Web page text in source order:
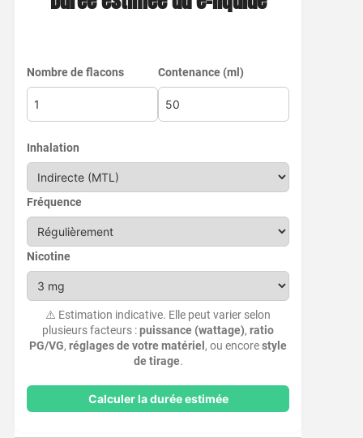
Nombre de flacons Contenance (ml)
Inhalation
Fréquence
Nicotine
⚠️ Estimation indicative. Elle peut varier selon
plusieurs facteurs :puissance (wattage),ratio
PG/VG,réglages de votre matériel , ou encorestyle
de tirage.
Calculer la durée estimée